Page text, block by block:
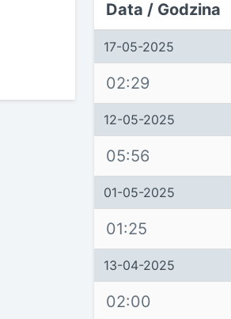
Data / Godzina
17-05-2025
02:29
12-05-2025
05:56
01-05-2025
01:25
13-04-2025
02:00